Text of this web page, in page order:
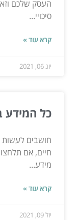
העסק שלכם
סיכויי...
קרא עוד »
יונ 06, 2021
כל המידע
חושבים לעשות
חיים, אם
מידע...
קרא עוד »
יול 09, 2021